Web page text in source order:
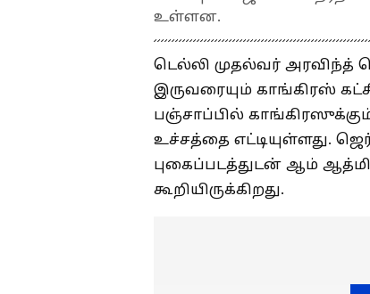
உள்ளன.
டெல்லி முதல்வர் அரவிந்த்
இருவரையும் காங்கிரஸ்
பஞ்சாப்பில்
உச்சத்தை எட்டியுள்ளது.
புகைப்படத்துடன் ஆம்
கூறியிருக்கிறது.